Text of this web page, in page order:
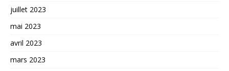
juillet 2023
mai 2023
avril 2023
mars 2023